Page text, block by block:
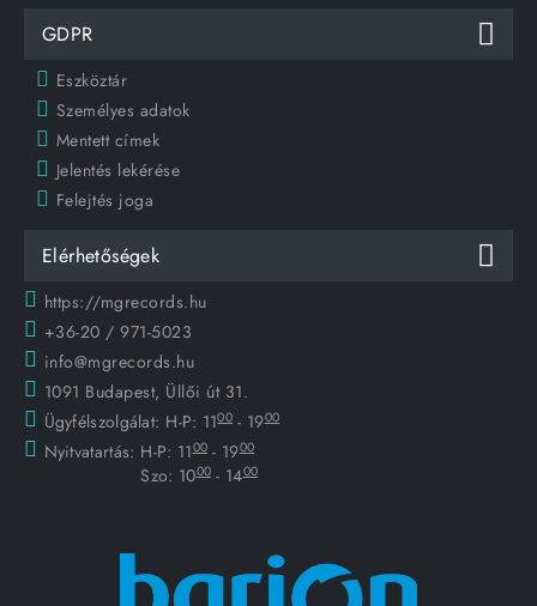
GDPR
Eszköztár
Személyes adatok
Mentett címek
Jelentés lekérése
Felejtés joga
Elérhetőségek
https://mgrecords.hu
+36-20 / 971-5023
info@mgrecords.hu
1091 Budapest, Üllői út 31.
Ügyfélszolgálat: H-P: 1100 - 1900
Nyitvatartás: H-P: 1100 - 1900
Szo: 1000 - 1400